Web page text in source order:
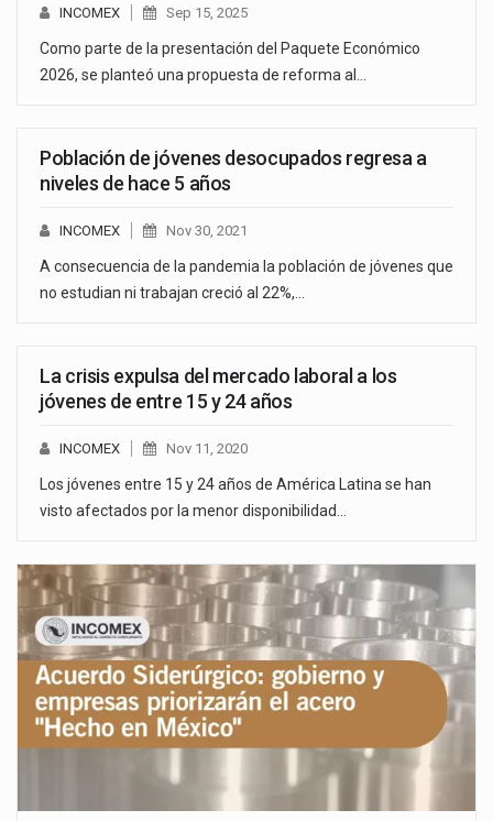
INCOMEX Sep 15, 2025
Como parte de la presentación del Paquete Económico
2026, se planteó una propuesta de reforma al…
Población de jóvenes desocupados regresa a
niveles de hace 5 años
INCOMEX Nov 30, 2021
A consecuencia de la pandemia la población de jóvenes que
no estudian ni trabajan creció al 22%,…
La crisis expulsa del mercado laboral a los
jóvenes de entre 15 y 24 años
INCOMEX Nov 11, 2020
Los jóvenes entre 15 y 24 años de América Latina se han
visto afectados por la menor disponibilidad…